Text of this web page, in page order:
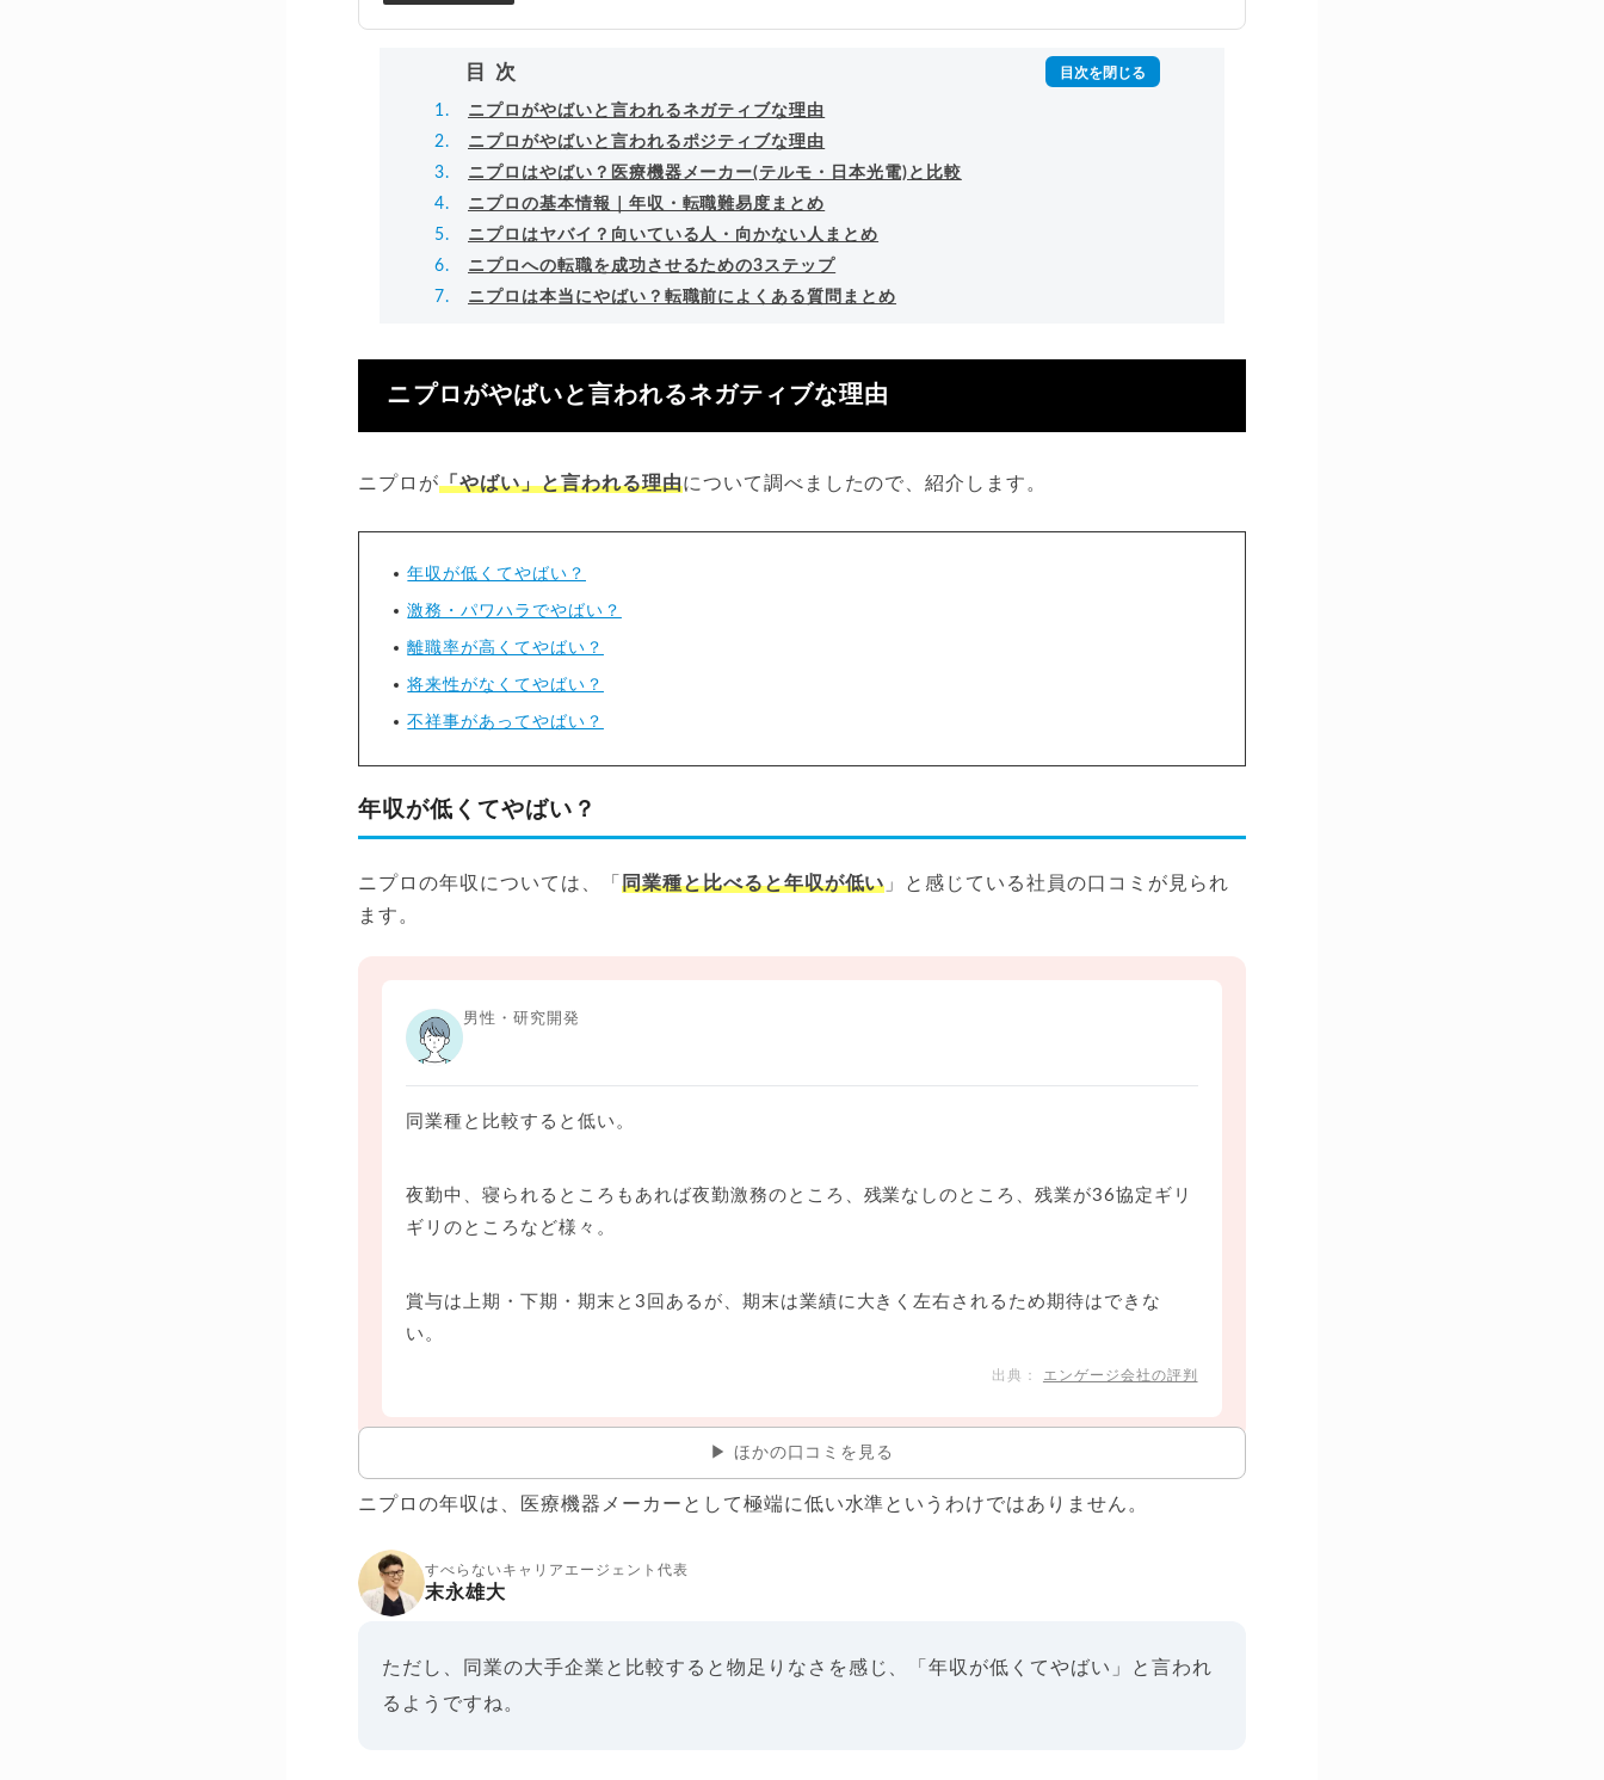
目次
ニプロがやばいと言われるネガティブな理由
ニプロがやばいと言われるポジティブな理由
ニプロはやばい？医療機器メーカー(テルモ・日本光電)と比較
ニプロの基本情報｜年収・転職難易度まとめ
ニプロはヤバイ？向いている人・向かない人まとめ
ニプロへの転職を成功させるための3ステップ
ニプロは本当にやばい？転職前によくある質問まとめ
ニプロがやばいと言われるネガティブな理由
ニプロが「やばい」と言われる理由について調べましたので、紹介します。
年収が低くてやばい？
激務・パワハラでやばい？
離職率が高くてやばい？
将来性がなくてやばい？
不祥事があってやばい？
年収が低くてやばい？
ニプロの年収については、「 同業種と比べると年収が低い 」と感じている社員の口コミが見られ
ます。
男性・研究開発
同業種と比較すると低い。
夜勤中、寝られるところもあれば夜勤激務のところ、残業なしのところ、残業が36協定ギリ
ギリのところなど様々。
賞与は上期・下期・期末と3回あるが、期末は業績に大きく左右されるため期待はできな
い。
エンゲージ会社の評判
ほかの口コミを見る
ニプロの年収は、医療機器メーカーとして極端に低い水準というわけではありません。
すべらないキャリアエージェント代表
末永雄大
ただし、同業の大手企業と比較すると物足りなさを感じ、「年収が低くてやばい」と言われ
るようですね。